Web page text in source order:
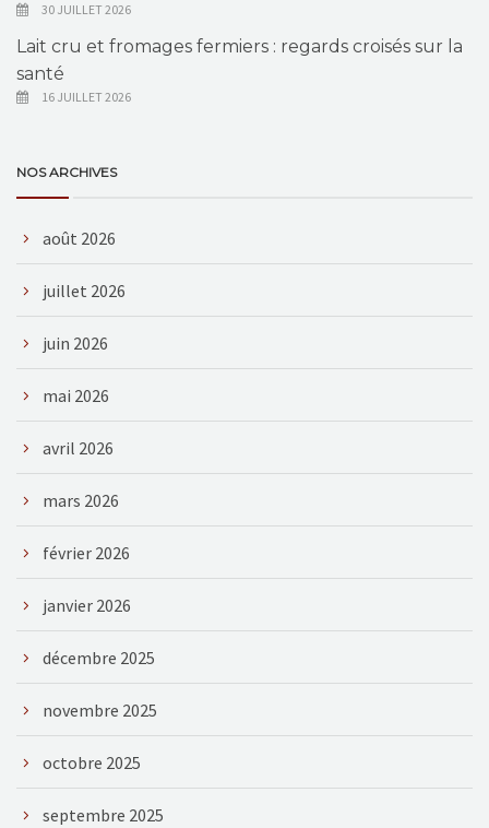
30 JUILLET 2026
Lait cru et fromages fermiers : regards croisés sur la
santé
16 JUILLET 2026
NOS ARCHIVES
août 2026
juillet 2026
juin 2026
mai 2026
avril 2026
mars 2026
février 2026
janvier 2026
décembre 2025
novembre 2025
octobre 2025
septembre 2025